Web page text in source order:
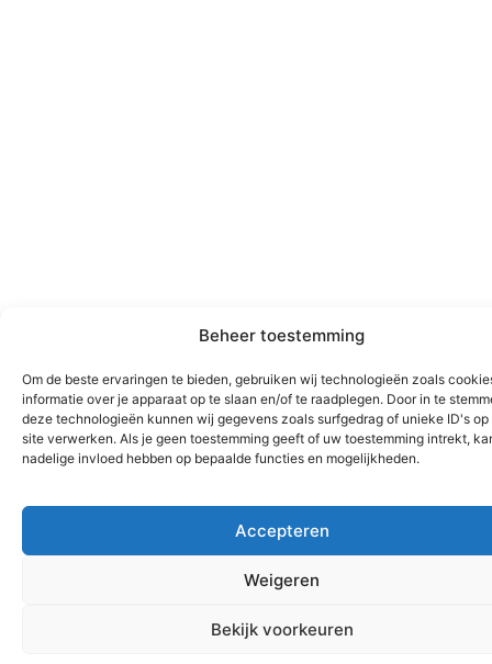
Beheer toestemming
Om de beste ervaringen te bieden, gebruiken wij technologieën zoals
informatie over je apparaat op te slaan en/of te raadplegen. Door in te
deze technologieën kunnen wij gegevens zoals surfgedrag of unieke ID's op
site verwerken. Als je geen toestemming geeft of uw toestemming intrekt,
nadelige invloed hebben op bepaalde functies en mogelijkheden.
Accepteren
Weigeren
Bekijk voorkeuren